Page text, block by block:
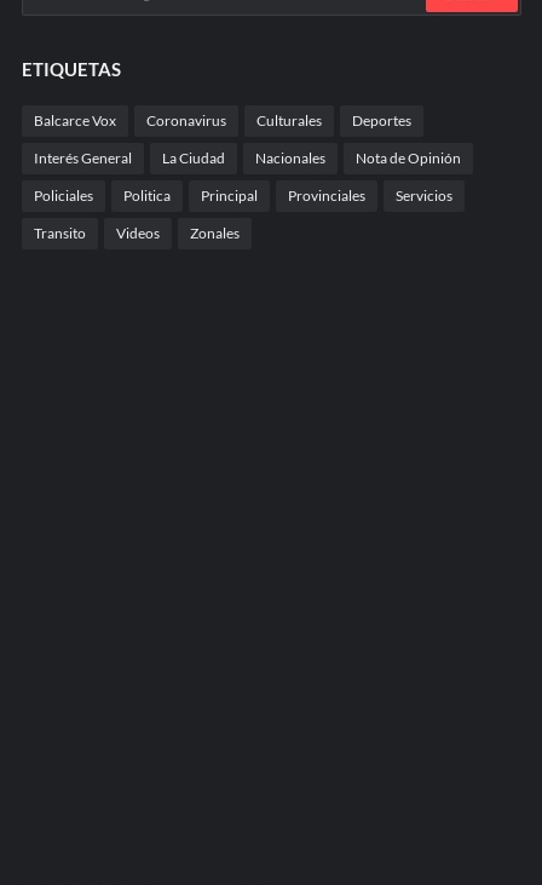
ETIQUETAS
Balcarce Vox Coronavirus Culturales Deportes
Interés General La Ciudad Nacionales Nota de Opinión
Policiales Politica Principal Provinciales Servicios
Transito Videos Zonales